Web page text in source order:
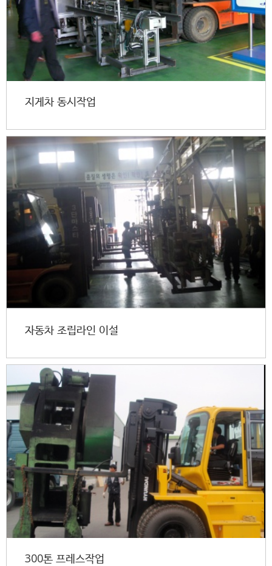
지게차 동시작업
자동차 조립라인 이설
300톤 프레스작업